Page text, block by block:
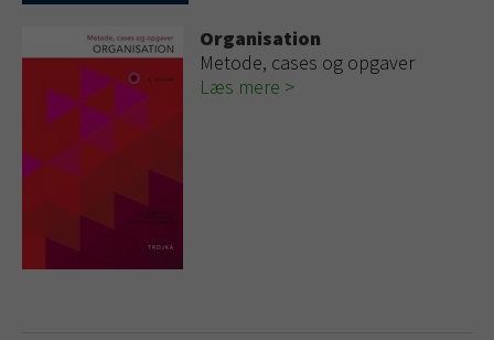
Organisation
Metode, cases og opgaver
Læs mere